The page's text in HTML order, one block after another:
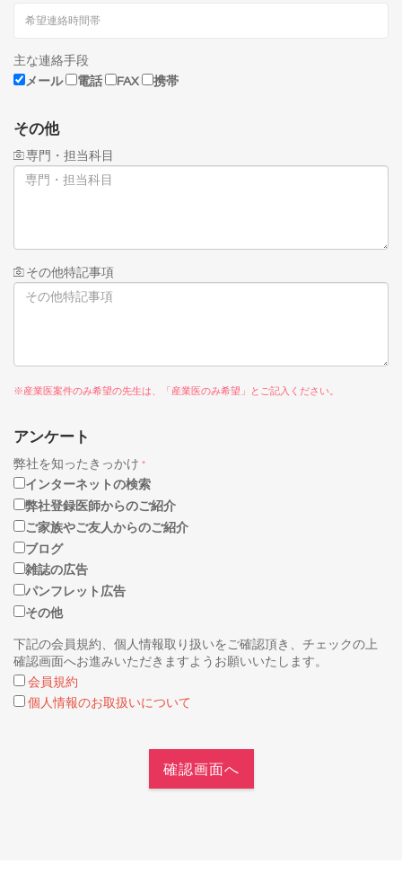
主な連絡手段
メール
電話 FAX 携帯
その他
専門・担当科目
その他特記事項
※産業医案件のみ希望の先生は、「産業医のみ希望」とご記入ください。
アンケート
弊社を知ったきっかけ *
インターネットの検索
弊社登録医師からのご紹介
ご家族やご友人からのご紹介
ブログ
雑誌の広告
パンフレット広告
その他
下記の会員規約、個人情報取り扱いをご確認頂き、チェックの上
確認画面へお進みいただきますようお願いいたします。
会員規約
個人情報のお取扱いについて
確認画面へ